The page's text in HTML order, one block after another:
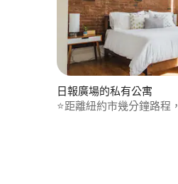
日報廣場的私有公寓
⭐距離紐約市幾分鐘路程